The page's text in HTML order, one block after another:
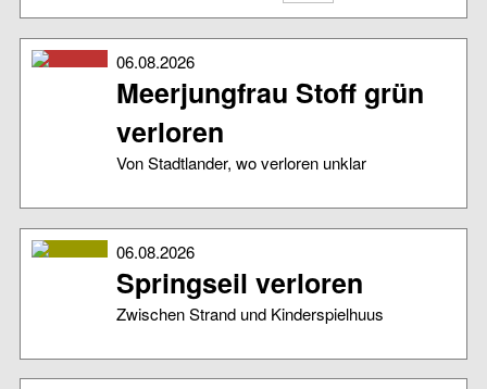
06.08.2026
Meerjungfrau Stoff grün
verloren
Von Stadtlander, wo verloren unklar
06.08.2026
Springseil verloren
Zwischen Strand und Kinderspielhuus